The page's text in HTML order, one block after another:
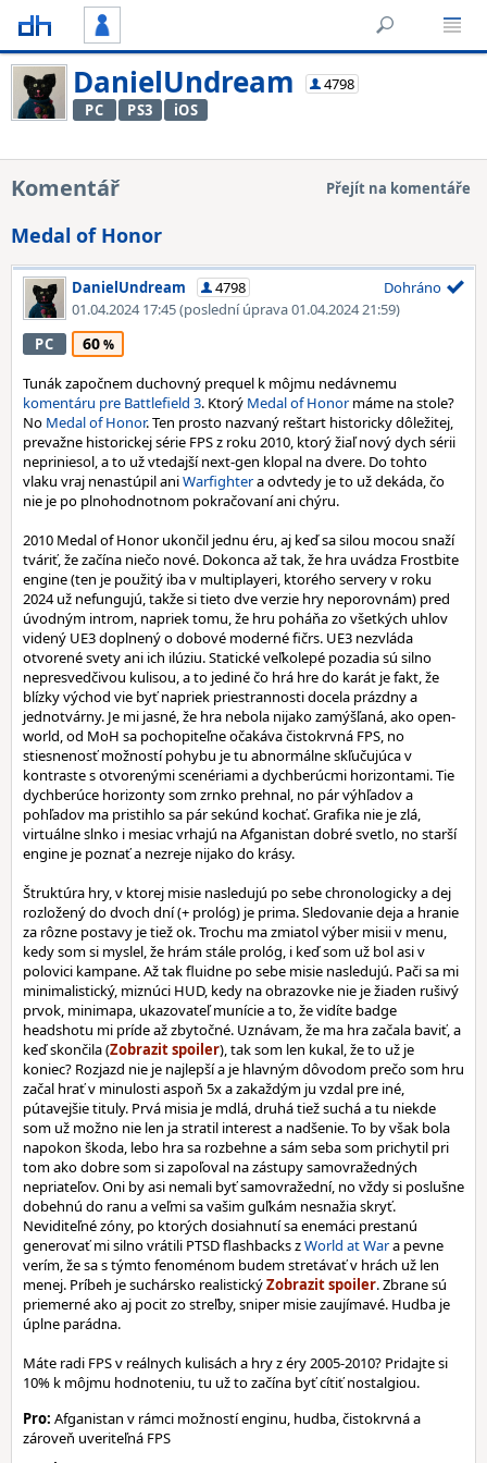
DanielUndream
4798
PC
PS3 iOS
Komentář Přejít na komentáře
Medal of Honor
DanielUndream
4798
01.04.2024 17:45(poslední úprava 01.04.2024 21:59)
Dohráno
PC 60
Tunák započnem duchovný prequel k môjmu nedávnemu
komentáru pre Battlefield 3. Ktorý Medal of Honormáme na stole?
No Medal of Honor. Ten prosto nazvaný reštart historicky dôležitej,
prevažne historickej série FPS z roku 2010, ktorý žiaľ nový dych sérii
nepriniesol, a to už vtedajší next-gen klopal na dvere. Do tohto
vlaku vraj nenastúpil aniWarfightera odvtedy je to už dekáda, čo
nie je po plnohodnotnom pokračovaní ani chýru.
2010 Medal of Honor ukončil jednu éru, aj keď sa silou mocou snaží
tváriť, že začína niečo nové. Dokonca až tak, že hra uvádza Frostbite
engine (ten je použitý iba v multiplayeri, ktorého servery v roku
2024 už nefungujú, takže si tieto dve verzie hry neporovnám) pred
úvodným introm, napriek tomu, že hru poháňa zo všetkých uhlov
videný UE3 doplnený o dobové moderné fičrs. UE3 nezvláda
otvorené svety ani ich ilúziu. Statické veľkolepé pozadia sú silno
nepresvedčivou kulisou, a to jediné čo hrá hre do karát je fakt, že
blízky východ vie byť napriek priestrannosti docela prázdny a
jednotvárny. Je mi jasné, že hra nebola nijako zamýšľaná, ako open-
world, od MoH sa pochopiteľne očakáva čistokrvná FPS, no
stiesnenosť možností pohybu je tu abnormálne skľučujúca v
kontraste s otvorenými scenériami a dychberúcmi horizontami. Tie
dychberúce horizonty som zrnko prehnal, no pár výhľadov a
pohľadov ma pristihlo sa pár sekúnd kochať. Grafika nie je zlá,
virtuálne slnko i mesiac vrhajú na Afganistan dobré svetlo, no starší
engine je poznať a nezreje nijako do krásy.
Štruktúra hry, v ktorej misie nasledujú po sebe chronologicky a dej
rozložený do dvoch dní (+ prológ) je prima. Sledovanie deja a hranie
za rôzne postavy je tiež ok. Trochu ma zmiatol výber misii v menu,
kedy som si myslel, že hrám stále prológ, i keď som už bol asi v
polovici kampane. Až tak fluidne po sebe misie nasledujú. Pači sa mi
minimalistický, miznúci HUD, kedy na obrazovke nie je žiaden rušivý
prvok, minimapa, ukazovateľ munície a to, že vidíte badge
headshotu mi príde až zbytočné. Uznávam, že ma hra začala baviť, a
keď skončila (
), tak som len kukal, že to už je
koniec? Rozjazd nie je najlepší a je hlavným dôvodom prečo som hru
začal hrať v minulosti aspoň 5x a zakaždým ju vzdal pre iné,
pútavejšie tituly. Prvá misia je mdlá, druhá tiež suchá a tu niekde
som už možno nie len ja stratil interest a nadšenie. To by však bola
napokon škoda, lebo hra sa rozbehne a sám seba som prichytil pri
tom ako dobre som si zapoľoval na zástupy samovražedných
nepriateľov. Oni by asi nemali byť samovražední, no vždy si poslušne
dobehnú do ranu a veľmi sa vašim guľkám nesnažia skryť.
Neviditeľné zóny, po ktorých dosiahnutí sa enemáci prestanú
generovať mi silno vrátili PTSD flashbacks zWorld at Wara pevne
verím, že sa s týmto fenoménom budem stretávať v hrách už len
menej. Príbeh je suchársko realistický
. Zbrane sú
priemerné ako aj pocit zo streľby, sniper misie zaujímavé. Hudba je
úplne parádna.
Máte radi FPS v reálnych kulisách a hry z éry 2005-2010? Pridajte si
10% k môjmu hodnoteniu, tu už to začína byť cítiť nostalgiou.
Pro: Afganistan v rámci možností enginu, hudba, čistokrvná a
zároveň uveriteľná FPS